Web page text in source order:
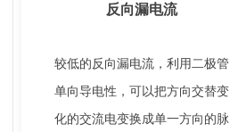
反向漏电流
较低的反向漏电流，利用二极管
单向导电性，可以把方向交替变
化的交流电变换成单一方向的脉